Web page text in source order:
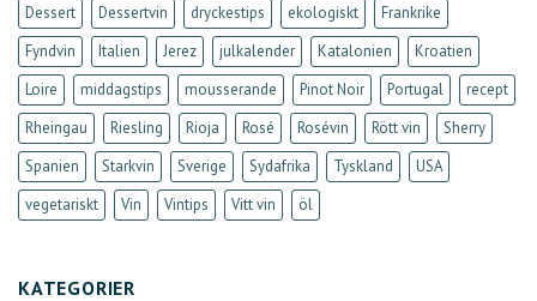
Dessert
Dessertvin dryckestips ekologiskt
Frankrike
Fyndvin
Italien Jerez julkalender Katalonien
Kroatien
Loire
middagstips mousserande Pinot Noir Portugal
recept
Rheingau
Riesling Rioja Rosé Rosévin Rött vin
Sherry
Spanien
Starkvin Sverige Sydafrika Tyskland
USA
vegetariskt
Vin Vintips Vitt vin öl
KATEGORIER